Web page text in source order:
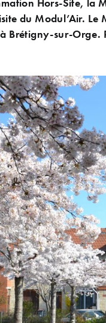
du Modul’Air. Le
Brétigny-sur-Orge.